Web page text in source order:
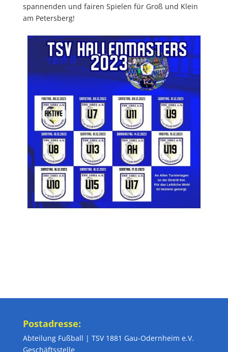
spannenden und fairen Spielen für Groß und Klein
am Petersberg!
Postadresse:
Abteilung Fußball | TSV 1881 Gau-Odernheim e.V.
Geschäftsstelle